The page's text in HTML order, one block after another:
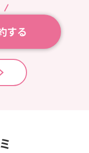
する